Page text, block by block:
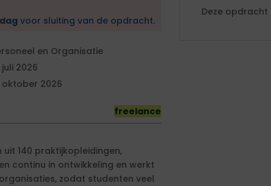
voor sluiting van de opdracht.
en Organisatie
freelance
juli 2026
oktober 2026
140 praktijkopleidingen,
continu in ontwikkeling en werkt
zodat studenten veel
Deze opdracht